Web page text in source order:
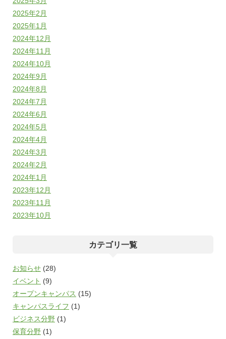
2025年2月
2025年1月
2024年12月
2024年11月
2024年10月
2024年9月
2024年8月
2024年7月
2024年6月
2024年5月
2024年4月
2024年3月
2024年2月
2024年1月
2023年12月
2023年11月
2023年10月
カテゴリ一覧
お知らせ (28)
イベント (9)
オープンキャンパス (15)
キャンパスライフ (1)
ビジネス分野 (1)
保育分野 (1)